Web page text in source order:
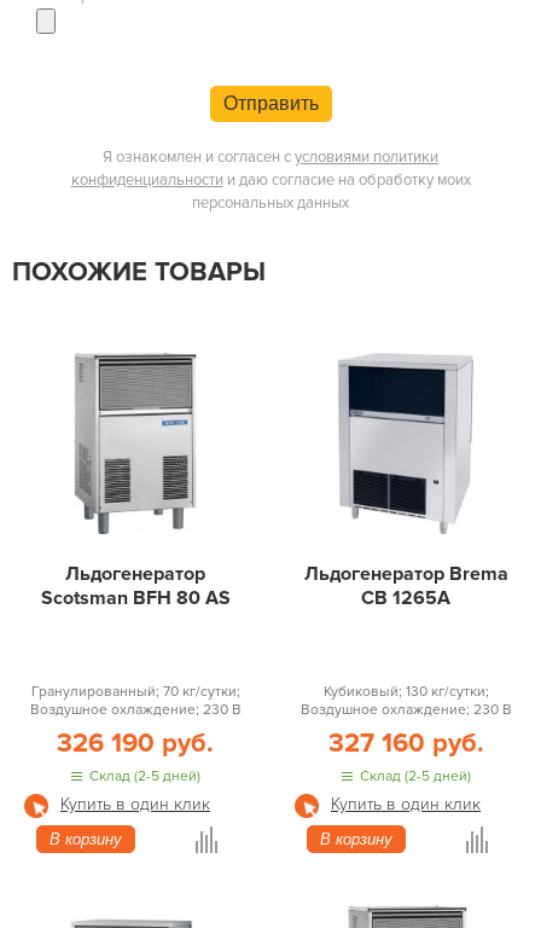
Отправить
Я ознакомлен и согласен сусловиями политики
конфиденциальности и даю согласие на обработку моих
персональных данных
ПОХОЖИЕ ТОВАРЫ
Льдогенератор
Scotsman BFH 80 AS
Гранулированный; 70 кг/сутки;
Воздушное охлаждение; 230 В
326 190 руб.
Склад (2-5 дней)
Купить в один клик
В корзину
Льдогенератор Brema
CB 1265A
Кубиковый; 130 кг/сутки;
Воздушное охлаждение; 230 В
327 160 руб.
Склад (2-5 дней)
Купить в один клик
В корзину